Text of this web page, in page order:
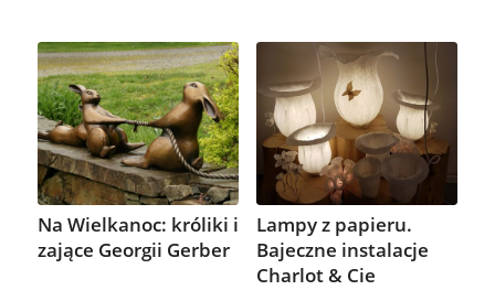
Na Wielkanoc: króliki i
zające Georgii Gerber
Lampy z papieru.
Bajeczne instalacje
Charlot & Cie